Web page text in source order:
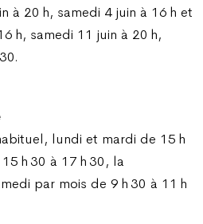
à 20 h, samedi 4 juin à 16 h et
h, samedi 11 juin à 20 h,
lundi et mardi de 15 h
h 30 à 17 h 30, la
par mois de 9 h 30 à 11 h